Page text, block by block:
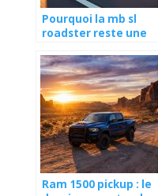
Pourquoi la mb sl
roadster reste une
l’automobile en 2026
Ram 1500 pickup : le